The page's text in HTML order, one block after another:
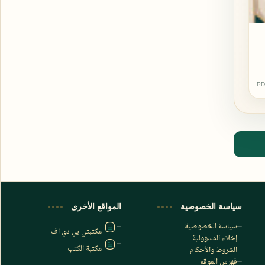
اشترك الآن
اشترك في قناتنا على تليجرام سياسة الخصوصية
سياسة الخصوصية
إخلاء المسؤولية
الشروط والأحكام
فهرس الموقع
المواقع الأخرى
مكتبتي بي دي اف
مكتبة الكتب